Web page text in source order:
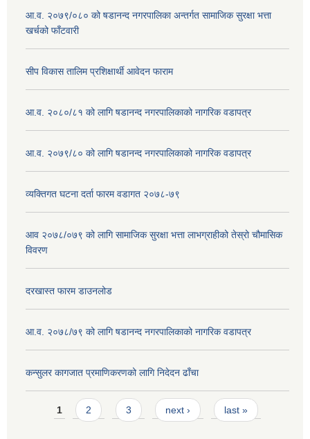
आ.व. २०७९/०८० को षडानन्द नगरपालिका अन्तर्गत सामाजिक सुरक्षा भत्ता
खर्चको फाँटवारी
सीप विकास तालिम प्रशिक्षार्थी आवेदन फाराम
आ.व. २०८०/८१ को लागि षडानन्द नगरपालिकाको नागरिक वडापत्र
आ.व. २०७९/८० को लागि षडानन्द नगरपालिकाको नागरिक वडापत्र
व्यक्तिगत घटना दर्ता फारम वडागत २०७८-७९
आव २०७८/०७९ को लागि सामाजिक सुरक्षा भत्ता लाभग्राहीको तेस्रो चौमासिक
विवरण
दरखास्त फारम डाउनलोड
आ.व. २०७८/७९ को लागि षडानन्द नगरपालिकाको नागरिक वडापत्र
कन्सुलर कागजात प्रमाणिकरणको लागि निदेदन ढाँचा
Pages
1 2 3 next › last »